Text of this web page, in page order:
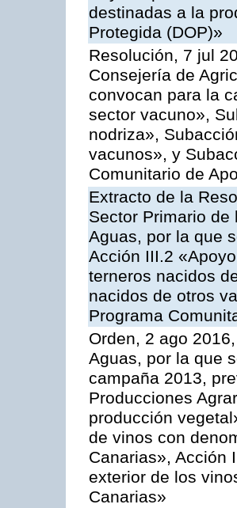
destinadas a la
Protegida (DOP)»
Resolución, 7 jul
Consejería de
convocan para la
sector vacuno»,
nodriza»,
vacunos», y
Comunitario de
Extracto de la
Sector Primario
Aguas, por la que
Acción III.2
terneros nacidos
nacidos de otros
Programa
Orden, 2 ago
Aguas, por la que
campaña 2013,
Producciones
producción
de vinos con
Canarias», Acción
exterior de los
Canarias»